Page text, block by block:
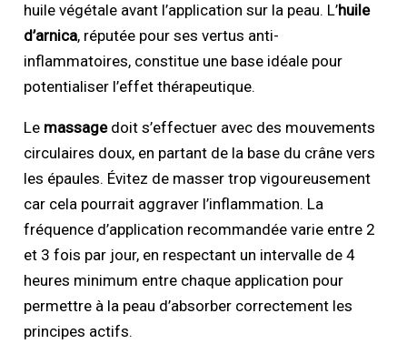
huile végétale avant l’application sur la peau. L’huile
d’arnica, réputée pour ses vertus anti-
inflammatoires, constitue une base idéale pour
potentialiser l’effet thérapeutique.
Le massagedoit s’effectuer avec des mouvements
circulaires doux, en partant de la base du crâne vers
les épaules. Évitez de masser trop vigoureusement
car cela pourrait aggraver l’inflammation. La
fréquence d’application recommandée varie entre 2
et 3 fois par jour, en respectant un intervalle de 4
heures minimum entre chaque application pour
permettre à la peau d’absorber correctement les
principes actifs.